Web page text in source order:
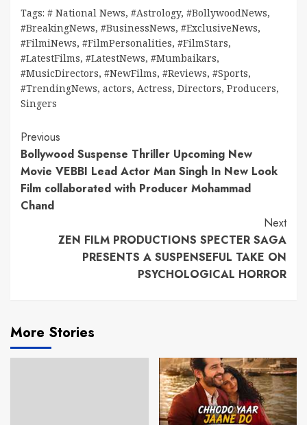
Tags: # National News, #Astrology, #BollywoodNews,
#BreakingNews, #BusinessNews, #ExclusiveNews,
#FilmiNews, #FilmPersonalities, #FilmStars,
#LatestFilms, #LatestNews, #Mumbaikars,
#MusicDirectors, #NewFilms, #Reviews, #Sports,
#TrendingNews, actors, Actress, Directors, Producers,
Singers
Continue
Reading
Previous
Bollywood Suspense Thriller Upcoming New
Movie VEBBI Lead Actor Man Singh In New Look
Film collaborated with Producer Mohammad
Chand
Next
ZEN FILM PRODUCTIONS SPECTER SAGA
PRESENTS A SUSPENSEFUL TAKE ON
PSYCHOLOGICAL HORROR
More Stories